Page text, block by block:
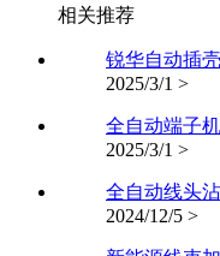
相关推荐
锐华自动插
2025/3/1 >
全自动端子
2025/3/1 >
全自动线头
2024/12/5 >